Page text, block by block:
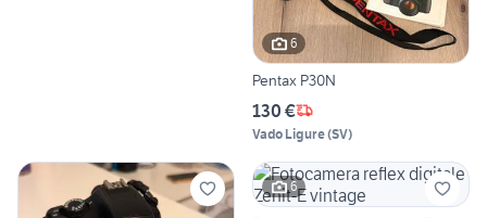
6
Pentax P30N
130 €
Vado Ligure(SV)
6